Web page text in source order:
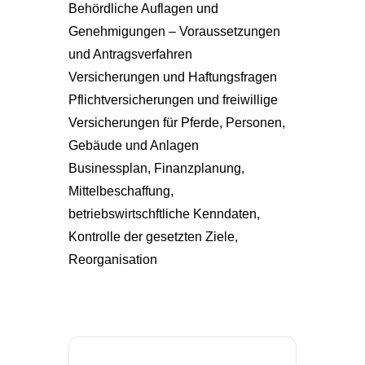
Behördliche Auflagen und
Genehmigungen – Voraussetzungen
und Antragsverfahren
Versicherungen und Haftungsfragen
Pflichtversicherungen und freiwillige
Versicherungen für Pferde, Personen,
Gebäude und Anlagen
Businessplan, Finanzplanung,
Mittelbeschaffung,
betriebswirtschftliche Kenndaten,
Kontrolle der gesetzten Ziele,
Reorganisation